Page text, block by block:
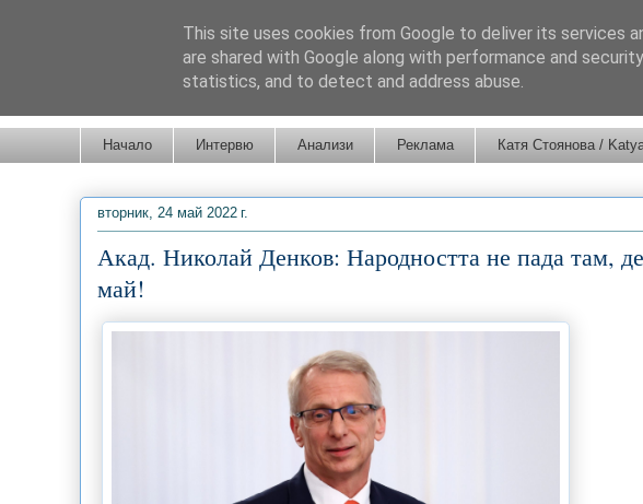
Начало Интервю Анализи Реклама Катя Стоянова /
вторник, 24 май 2022 г.
Акад. Николай Денков: Народността не пада там,
май!
This site uses cookies from Google to deliver its services
are shared with Google along with performance and
statistics, and to detect and address abuse.